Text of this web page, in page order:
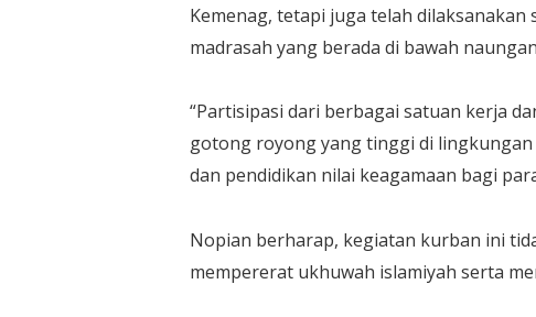
Kemenag, tetapi juga telah dilaksanakan
madrasah yang berada di bawah
“Partisipasi dari berbagai satuan kerja
gotong royong yang tinggi di
dan pendidikan nilai keagamaan bagi
Nopian berharap, kegiatan kurban ini
mempererat ukhuwah islamiyah serta